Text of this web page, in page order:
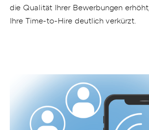
die Qualität Ihrer Bewerbungen
Ihre Time-to-Hire deutlich verkürzt.